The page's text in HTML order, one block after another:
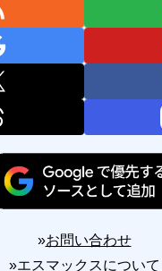
»お問い合わせ
»エスマックスについて